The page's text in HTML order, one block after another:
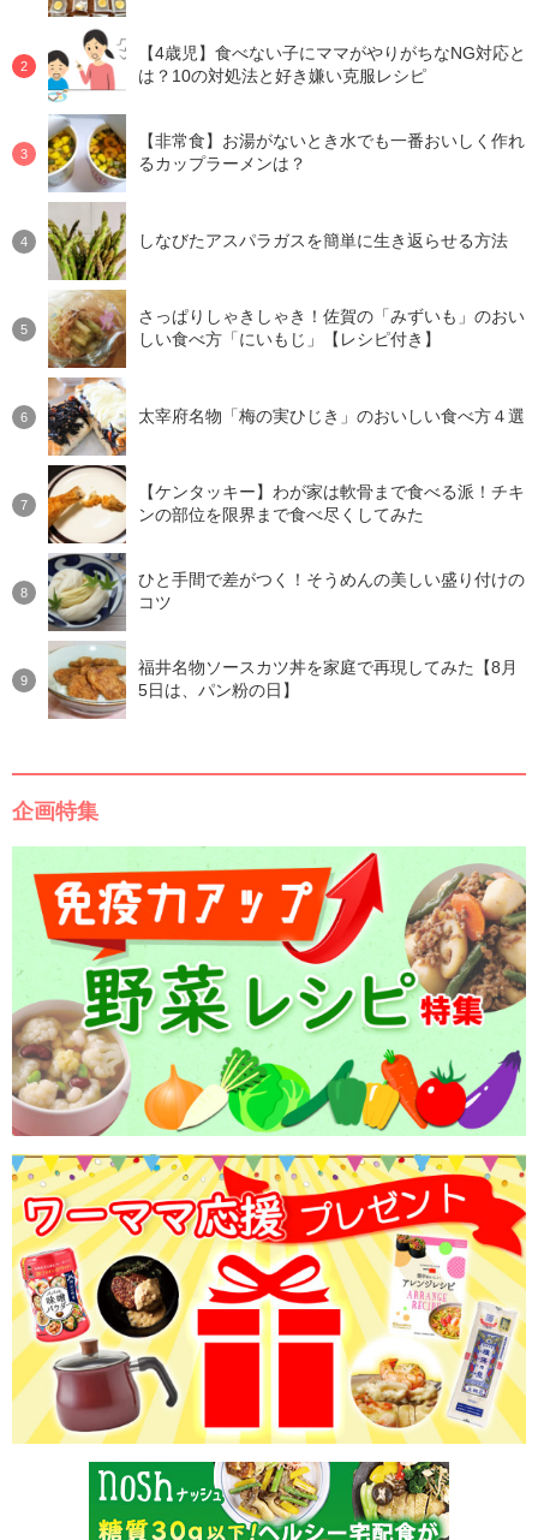
【4歳児】食べない子にママがやりがちなNG対応と
は？10の対処法と好き嫌い克服レシピ
【非常食】お湯がないとき水でも一番おいしく作れ
るカップラーメンは？
しなびたアスパラガスを簡単に生き返らせる方法
さっぱりしゃきしゃき！佐賀の「みずいも」のおい
しい食べ方「にいもじ」【レシピ付き】
太宰府名物「梅の実ひじき」のおいしい食べ方４選
【ケンタッキー】わが家は軟骨まで食べる派！チキ
ンの部位を限界まで食べ尽くしてみた
ひと手間で差がつく！そうめんの美しい盛り付けの
コツ
福井名物ソースカツ丼を家庭で再現してみた【8月
5日は、パン粉の日】
企画特集